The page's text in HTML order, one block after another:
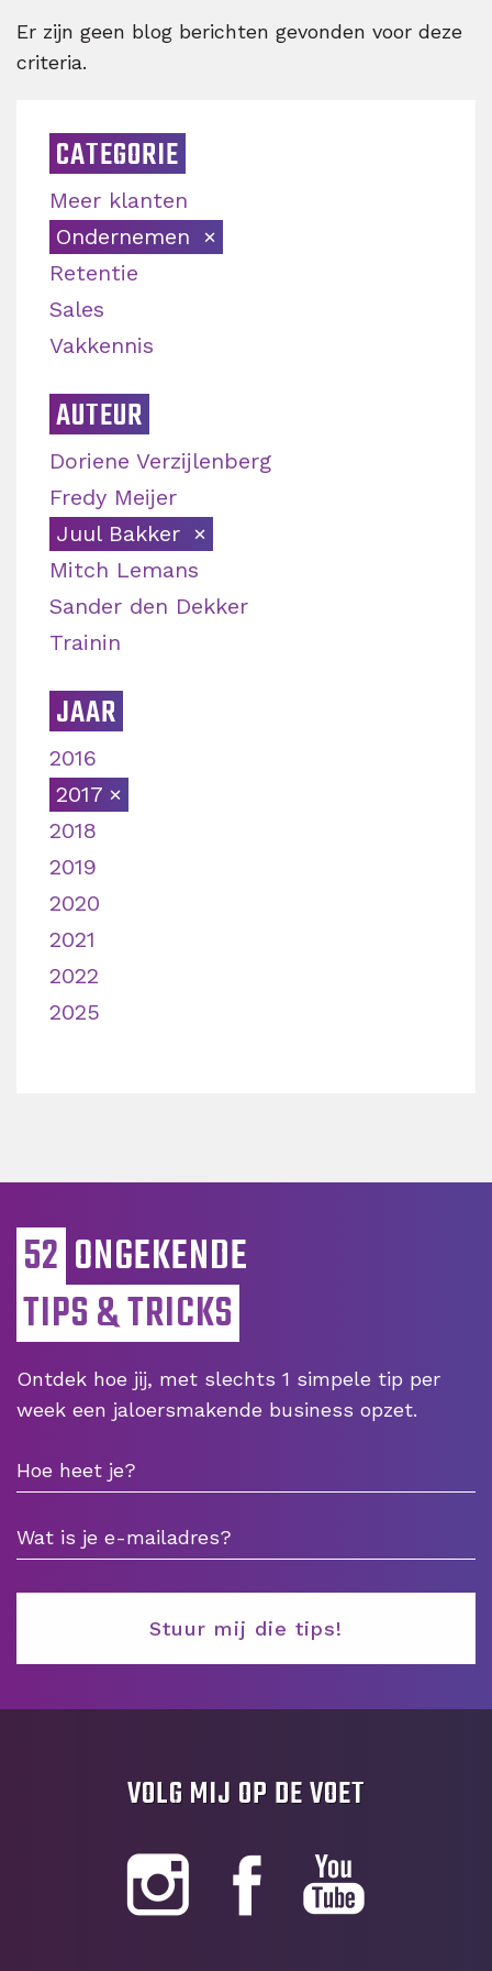
Er zijn geen blog berichten gevonden voor deze
criteria.
CATEGORIE
Meer klanten
Ondernemen
Retentie
Sales
Vakkennis
AUTEUR
Doriene Verzijlenberg
Fredy Meijer
Juul Bakker
Mitch Lemans
Sander den Dekker
Trainin
JAAR
2016
2017
2018
2019
2020
2021
2022
2025
52 ONGEKENDE
TIPS & TRICKS
Ontdek hoe jij, met slechts 1 simpele tip per
week een jaloersmakende business opzet.
VOLG MIJ OP DE VOET